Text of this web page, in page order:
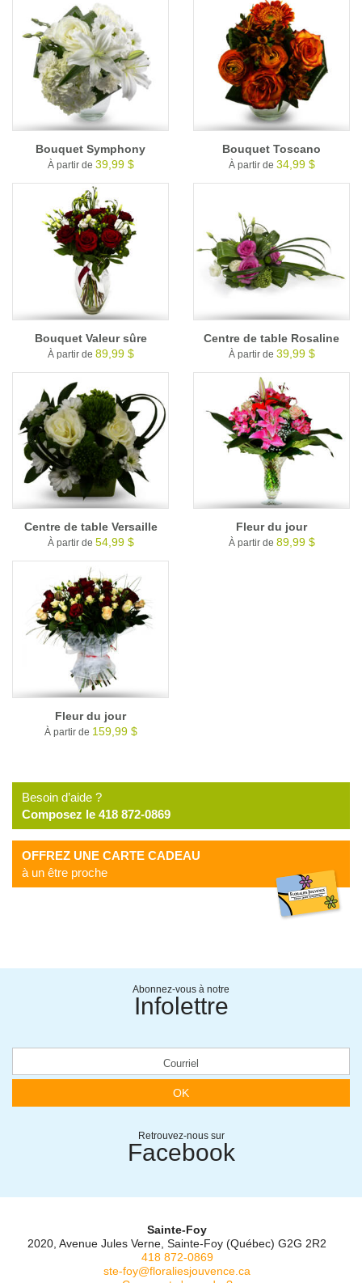
Bouquet Symphony
À partir de 39,99 $
Bouquet Toscano
À partir de 34,99 $
Bouquet Valeur sûre
À partir de 89,99 $
Centre de table Rosaline
À partir de 39,99 $
Centre de table Versaille
À partir de 54,99 $
Fleur du jour
À partir de 89,99 $
Fleur du jour
À partir de 159,99 $
Besoin d’aide ?
Composez le 418 872-0869
OFFREZ UNE CARTE CADEAU
à un être proche
Abonnez-vous à notre
Infolettre
OK
Retrouvez-nous sur
Facebook
Sainte-Foy
2020, Avenue Jules Verne, Sainte-Foy (Québec) G2G 2R2
418 872-0869
ste-foy@floraliesjouvence.ca